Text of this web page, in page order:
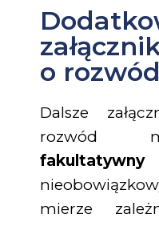
o rozwód
Dalsze
rozwód
fakultatywny
mierze